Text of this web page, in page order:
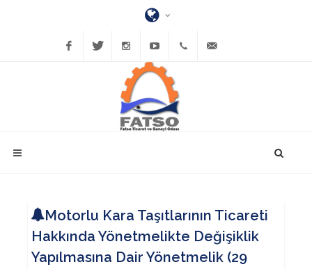
InstagramYouTube(452)
423-
Motorlu Kara Taşıtlarının Ticareti
Hakkında Yönetmelikte Değişiklik
Yapılmasına Dair Yönetmelik (29